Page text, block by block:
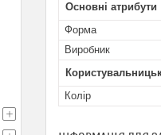
Основні атрибути
Форма
Виробник
Колір